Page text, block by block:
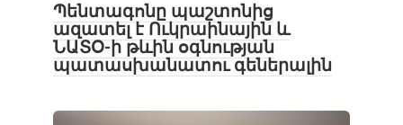
Պենտագոնը պաշտոնից
ազատել է Ուկրաինային և
ՆԱՏՕ-ի թևին օգնության
պատասխանատու գեներալին